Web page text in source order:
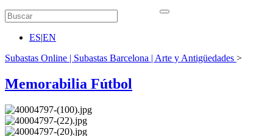
ES|EN
Subastas Online | Subastas Barcelona | Arte y Antigüedades >
Memorabilia Fútbol